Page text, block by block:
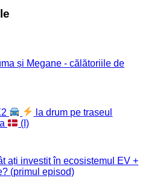
și Megane - călătoriile de
la drum pe traseul
(I)
ați investit în ecosistemul EV +
(primul episod)